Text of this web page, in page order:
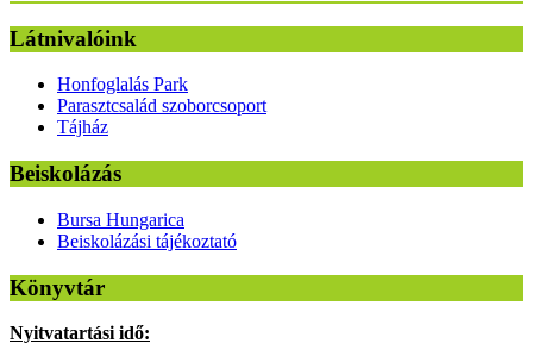
Látnivalóink
Honfoglalás Park
Parasztcsalád szoborcsoport
Tájház
Beiskolázás
Bursa Hungarica
Beiskolázási tájékoztató
Könyvtár
Nyitvatartási idő: